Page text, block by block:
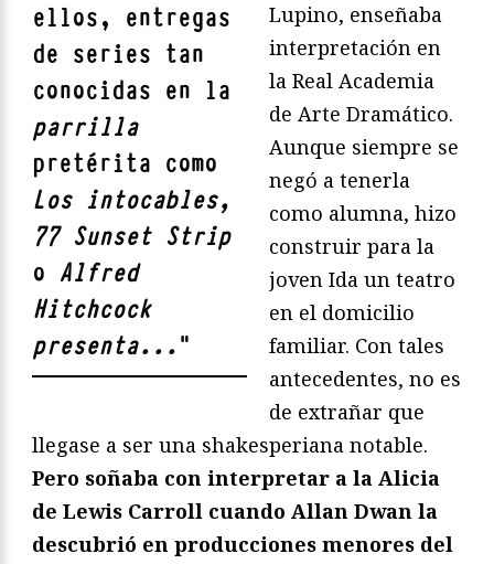
ellos, entregas
de series tan
conocidas en la
parrilla
pretérita como
Los intocables,
77 Sunset Strip
o Alfred
Hitchcock
presenta..."
Lupino, enseñaba
interpretación en
la Real Academia
de Arte Dramático.
Aunque siempre se
negó a tenerla
como alumna, hizo
construir para la
joven Ida un teatro
en el domicilio
familiar. Con tales
antecedentes, no es
de extrañar que
llegase a ser una shakesperiana notable.
Pero soñaba con interpretar a la Alicia
de Lewis Carroll cuando Allan Dwan la
descubrió en producciones menores del